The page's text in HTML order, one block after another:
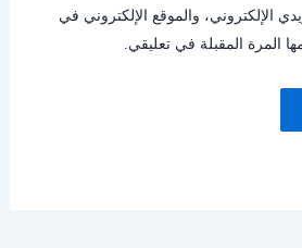
الإلكتروني، والموقع الإلكتروني في
المرة المقبلة في تعليقي.